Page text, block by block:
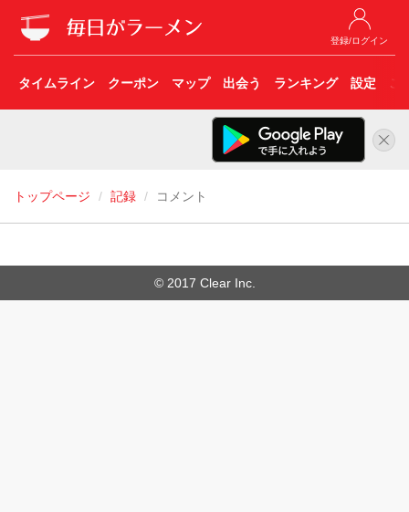
登録/ログイン
タイムライン クーポン マップ 出会う ランキング 設定 こ
トップページ 記録 コメント
© 2017 Clear Inc.